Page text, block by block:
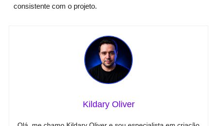
consistente com o projeto.
Kildary Oliver